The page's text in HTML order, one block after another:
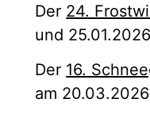
Der 24.
und
Der 16.
am 20.03.2026